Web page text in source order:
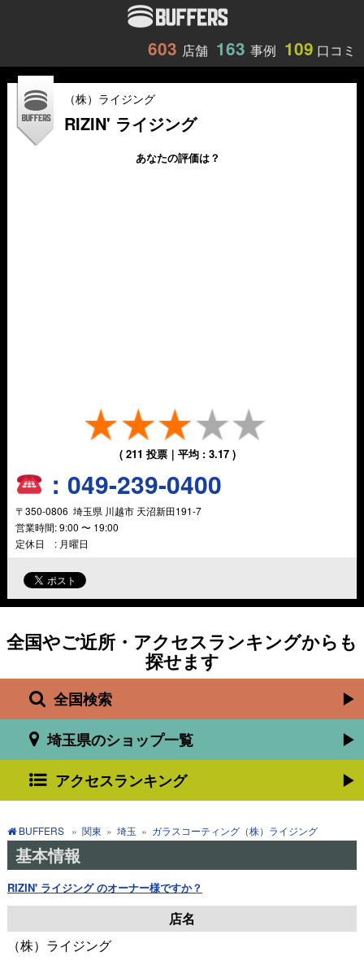
603 店舗 163 事例 109 口コミ
（株）ライジング
RIZIN' ライジング
あなたの評価は？
(211 投票｜平均 :3.17 )
：049-239-0400
〒350-0806 埼玉県 川越市 天沼新田191-7
営業時間:9:00 〜 19:00
定休日 : 月曜日
全国やご近所・アクセスランキングからも
探せます
全国検索
埼玉県のショップ一覧
アクセスランキング
BUFFERS » 関東 » 埼玉 » ガラスコーティング（株）ライジング
基本情報
RIZIN' ライジング のオーナー様ですか？
店名
（株）ライジング